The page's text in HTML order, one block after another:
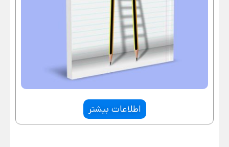
اطلاعات بیشتر